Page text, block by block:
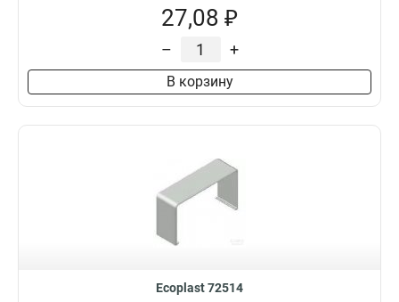
27,08 ₽
– +
В корзину
Ecoplast 72514